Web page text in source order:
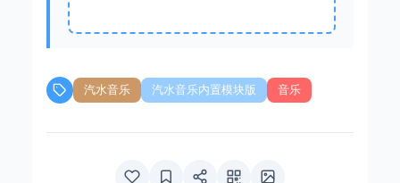
汽水音乐 汽水音乐内置模块版 音乐